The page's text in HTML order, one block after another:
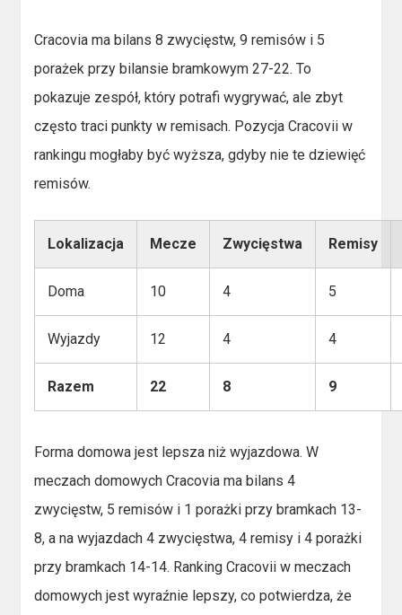
Cracovia ma bilans 8 zwycięstw, 9 remisów i 5
porażek przy bilansie bramkowym 27-22. To
pokazuje zespół, który potrafi wygrywać, ale zbyt
często traci punkty w remisach. Pozycja Cracovii w
rankingu mogłaby być wyższa, gdyby nie te dziewięć
remisów.
Lokalizacja Mecze Zwycięstwa Remisy
Doma 10 4 5
Wyjazdy 12 4 4
Razem 22 8 9
Forma domowa jest lepsza niż wyjazdowa. W
meczach domowych Cracovia ma bilans 4
zwycięstw, 5 remisów i 1 porażki przy bramkach 13-
8, a na wyjazdach 4 zwycięstwa, 4 remisy i 4 porażki
przy bramkach 14-14. Ranking Cracovii w meczach
domowych jest wyraźnie lepszy, co potwierdza, że